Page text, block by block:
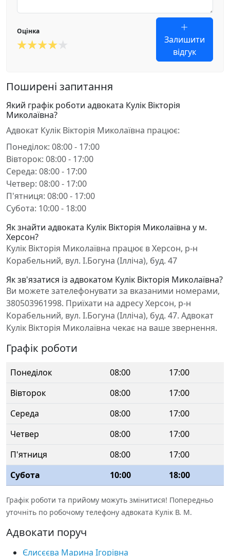
Оцінка
Залишити
відгук
Поширені запитання
Який графік роботи адвоката Кулік Вікторія
Миколаївна?
Адвокат Кулік Вікторія Миколаївна працює:
Понеділок: 08:00 - 17:00
Вівторок: 08:00 - 17:00
Середа: 08:00 - 17:00
Четвер: 08:00 - 17:00
П'ятниця: 08:00 - 17:00
Субота: 10:00 - 18:00
Як знайти адвоката Кулік Вікторія Миколаївна у м.
Херсон?
Кулік Вікторія Миколаївна працює в Херсон, р-н
Корабельний, вул. І.Богуна (Ілліча), буд. 47
Як зв'язатися із адвокатом Кулік Вікторія Миколаївна?
Ви можете зателефонувати за вказаними номерами,
380503961998. Приїхати на адресу Херсон, р-н
Корабельний, вул. І.Богуна (Ілліча), буд. 47. Адвокат
Кулік Вікторія Миколаївна чекає на ваше звернення.
Графік роботи
Понеділок 08:00
17:00
Вівторок
08:00
17:00
Середа
08:00
17:00
Четвер
08:00
17:00
П'ятниця
08:00
17:00
Субота
10:00 18:00
Графік роботи та прийому можуть змінитися! Попередньо
уточніть по робочому телефону адвоката Кулік В. М.
Адвокати поруч
Єлисєєва Марина Ігорівна